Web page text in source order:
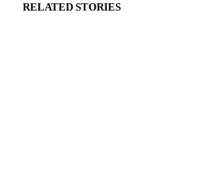
RELATED STORIES